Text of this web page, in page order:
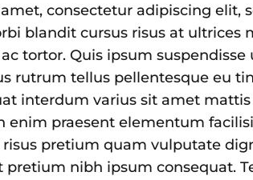
consectetur adipiscing
blandit cursus risus at ultrices
tortor. Quis ipsum
rutrum tellus pellentesque eu
interdum varius sit amet
enim praesent elementum
risus pretium quam vulputate
pretium nibh ipsum consequat.